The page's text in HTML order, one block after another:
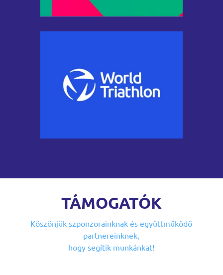
TÁMOGATÓK
Köszönjük szponzorainknakés együttműködő
partnereinknek,
hogy segítik munkánkat!